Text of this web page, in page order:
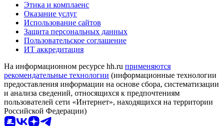
Этика и комплаенс
Оказание услуг
Использование сайтов
Защита персональных данных
Пользовательское соглашение
ИТ аккредитация
На информационном ресурсе hh.ru применяются
рекомендательные технологии (информационные технологии
предоставления информации на основе сбора, систематизации
и анализа сведений, относящихся к предпочтениям
пользователей сети «Интернет», находящихся на территории
Российской Федерации)